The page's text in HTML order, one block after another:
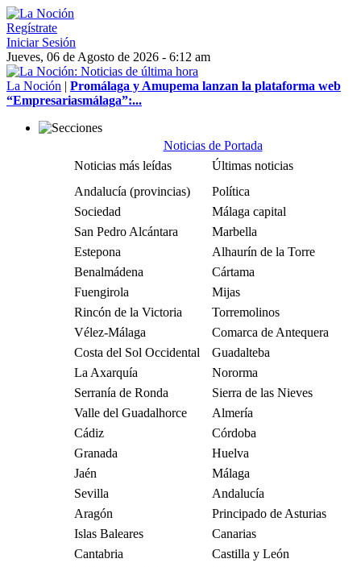
Regístrate
Iniciar Sesión
Jueves, 06 de Agosto de 2026 - 6:12 am
La Noción | Promálaga y Amupema lanzan la plataforma web
“Empresariasmálaga”:...
Noticias de Portada
Noticias más leídas
Últimas noticias
Andalucía (provincias)
Política
Sociedad
Málaga capital
San Pedro Alcántara
Marbella
Estepona
Alhaurín de la Torre
Benalmádena
Cártama
Fuengirola
Mijas
Rincón de la Victoria
Torremolinos
Vélez-Málaga
Comarca de Antequera
Costa del Sol Occidental
Guadalteba
La Axarquía
Nororma
Serranía de Ronda
Sierra de las Nieves
Valle del Guadalhorce
Almería
Cádiz
Córdoba
Granada
Huelva
Jaén
Málaga
Sevilla
Andalucía
Aragón
Principado de Asturias
Islas Baleares
Canarias
Cantabria
Castilla y León